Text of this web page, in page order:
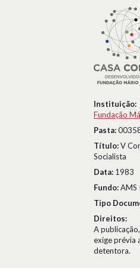
Instituição:
Fundação
Pasta:
Título:V
Socialista
Data: 1983
Fundo:AMS
Tipo
Direitos:
A
exige prévia
detentora.